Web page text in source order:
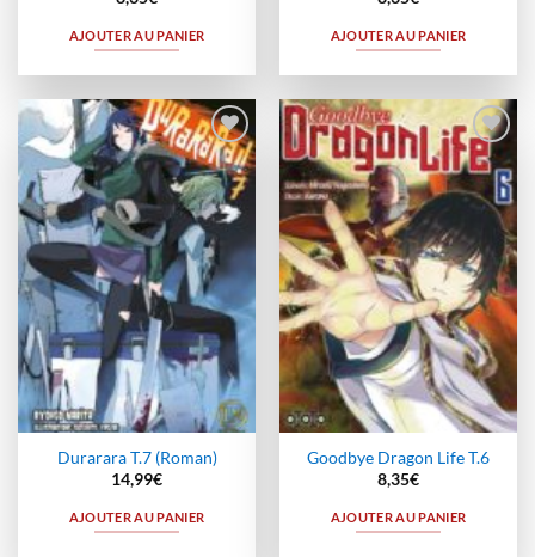
AJOUTER AU PANIER AJOUTER AU PANIER
Ajouter
à la
wishlist
Durarara T.7 (Roman)
14,99€
AJOUTER AU PANIER
Ajouter
à la
wishlist
Goodbye Dragon Life T.6
8,35€
AJOUTER AU PANIER